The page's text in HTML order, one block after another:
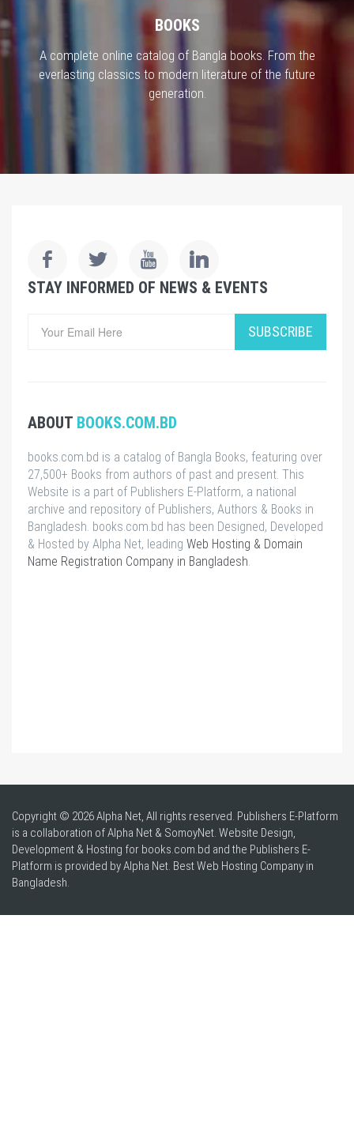
BOOKS
A complete online catalog of Bangla books. From the
everlasting classics to modern literature of the future
generation.
STAY INFORMED OF NEWS & EVENTS
SUBSCRIBE
ABOUT BOOKS.COM.BD
books.com.bd is a catalog of Bangla Books, featuring over
27,500+ Books from authors of past and present. This
Website is a part of Publishers E-Platform, a national
archive and repository of Publishers, Authors & Books in
Bangladesh. books.com.bd has been Designed, Developed
& Hosted by Alpha Net, leading Web Hosting & Domain
Name Registration Company in Bangladesh
Copyright © 2026 Alpha Net, All rights reserved. Publishers E-Platform
is a collaboration of Alpha Net & SomoyNet. Website Design,
Development & Hosting for books.com.bd and the Publishers E-
Platform is provided by Alpha Net. BestWeb Hosting Company in
Bangladesh.